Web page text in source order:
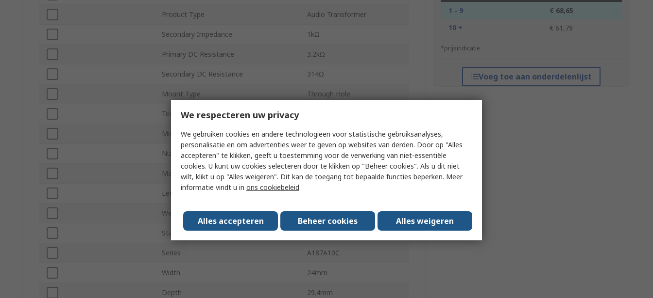
1 - 9
€ 68,65
10 +
€ 61,79
*prijsindicatie
Voeg toe aan onderdelenlijst
Product Type Audio Transformer
Secondary Impedance 1kΩ
Primary DC Resistance 3.2kΩ
Secondary DC Resistance 314Ω
Mount Type Through Hole
Termination Type
Minimum Operating Temperature 0°C
Number of Pins 8
Maximum Operating Temperature 70°C
Length
Weight 56g
Standards/Approvals No
Series A187A10C
Width 24mm
Depth 29.4mm
We respecteren uw privacy
We gebruiken cookies en andere technologieën voor statistische gebruiksanalyses,
personalisatie en om advertenties weer te geven op websites van derden. Door op "Alles
accepteren" te klikken, geeft u toestemming voor de verwerking van niet-essentiële
cookies. U kunt uw cookies selecteren door te klikken op "Beheer cookies". Als u dit niet
wilt, klikt u op "Alles weigeren". Dit kan de toegang tot bepaalde functies beperken. Meer
informatie vindt u in ons cookiebeleid
Alles accepteren Beheer cookies Alles weigeren